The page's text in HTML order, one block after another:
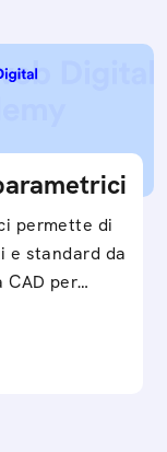
permette di
e standard da
per…